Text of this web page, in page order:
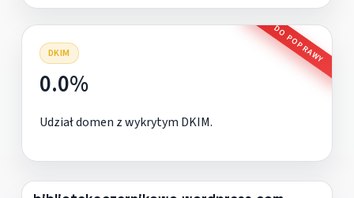
DKIM DO POPRAWY
0.0%
Udział domen z wykrytym DKIM.